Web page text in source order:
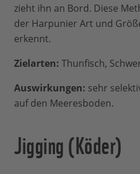
zieht ihn an Bord. Diese
der Harpunier Art und
erkennt.
Zielarten: Thunfisch,
Auswirkungen: sehr
auf den Meeresboden.
Jigging (Köder)